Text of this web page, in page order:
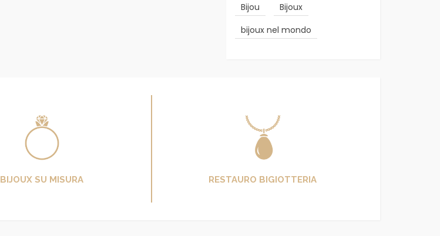
Bijou
Bijoux
bijoux nel mondo
BIJOUX SU MISURA RESTAURO BIGIOTTERIA